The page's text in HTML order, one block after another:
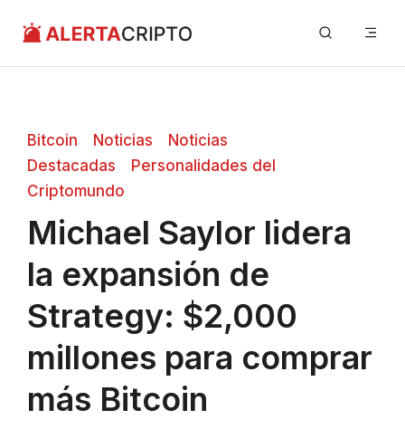
contenido
Bitcoin Noticias
Noticias
Destacadas
Personalidades del
Criptomundo
Michael Saylor lidera
la expansión de
Strategy: $2,000
millones para comprar
más Bitcoin